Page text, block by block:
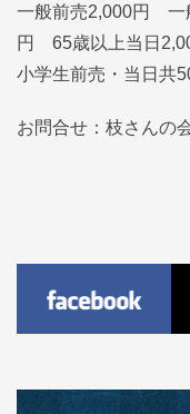
一般前売2,000円 一
円 65歳以上当日
小学生前売・当日共
お問合せ：枝さんの